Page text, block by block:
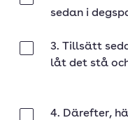
sedan i
3. Tillsätt
låt det stå
4. Därefter,